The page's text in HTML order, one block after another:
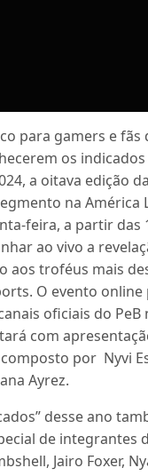
para gamers e fãs
os
a oitava edição
na América
feira, a partir das
ao vivo a
aos troféus mais
O evento
oficiais do PeB
com
por Nyvi
Ayrez.
desse ano
de integrantes
Jairo Foxer,